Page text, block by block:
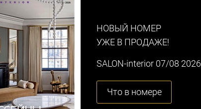
НОВЫЙ НОМЕР
УЖЕ В ПРОДАЖЕ!
SALON-interior 07/08 2026
Что в номере